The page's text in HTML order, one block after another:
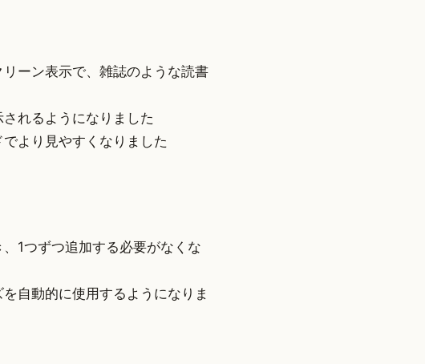
ーン表示で、雑誌のような読書
れるようになりました
より見やすくなりました
1つずつ追加する必要がなくな
自動的に使用するようになりま